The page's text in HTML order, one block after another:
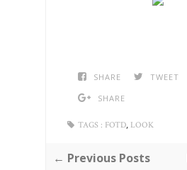
SHARE TWEET
SHARE
TAGS : FOTD, LOOK
← Previous Posts